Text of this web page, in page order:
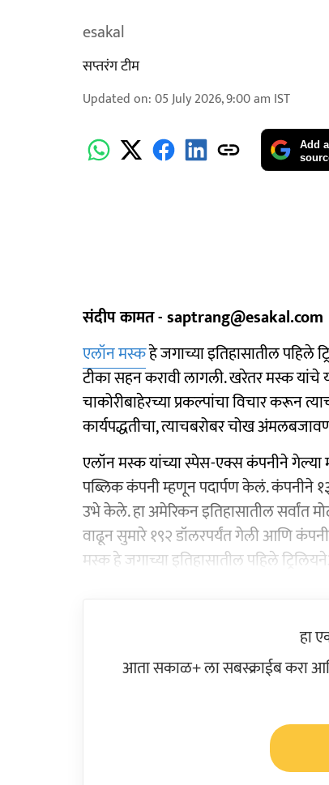
esakal
सप्तरंग टीम
Updated on:05 July 2026, 9:00 am IST
Add
संदीप कामत - saptrang@esakal.com
एलॉन मस्कहे जगाच्या इतिहासातील पहिले
टीका सहन करावी लागली. खरेतर मस्क यांचे
चाकोरीबाहेरच्या प्रकल्पांचा विचार करून
कार्यपद्धतीचा, त्याचबरोबर चोख
एलॉन मस्क यांच्या स्पेस-एक्स कंपनीने
पब्लिक कंपनी म्हणून पदार्पण केलं. कंपनीने
उभे केले. हा अमेरिकन इतिहासातील सर्वांत
वाढून सुमारे १९२ डॉलरपर्यंत गेली आणि
मस्क हे जगाच्या इतिहासातील पहिले
हा
आता सकाळ+ ला सबस्क्राईब करा